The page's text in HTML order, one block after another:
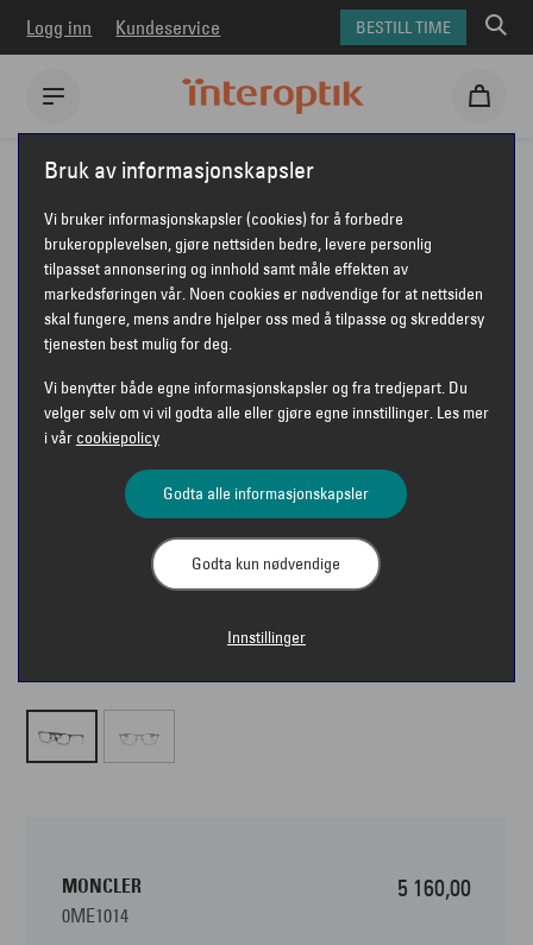
Logg inn Kundeservice BESTILL TIME
Interoptik Briller Moncler briller
MONCLER ME1014
MONCLER
MONCLER
0ME1014
5 160,00
Bruk av informasjonskapsler
Vi bruker informasjonskapsler (cookies) for å forbedre
brukeropplevelsen, gjøre nettsiden bedre, levere personlig
tilpasset annonsering og innhold samt måle effekten av
markedsføringen vår. Noen cookies er nødvendige for at nettsiden
skal fungere, mens andre hjelper oss med å tilpasse og skreddersy
tjenesten best mulig for deg.
Vi benytter både egne informasjonskapsler og fra tredjepart. Du
velger selv om vi vil godta alle eller gjøre egne innstillinger. Les mer
i vår cookiepolicy
Godta alle informasjonskapsler
Godta kun nødvendige
Innstillinger